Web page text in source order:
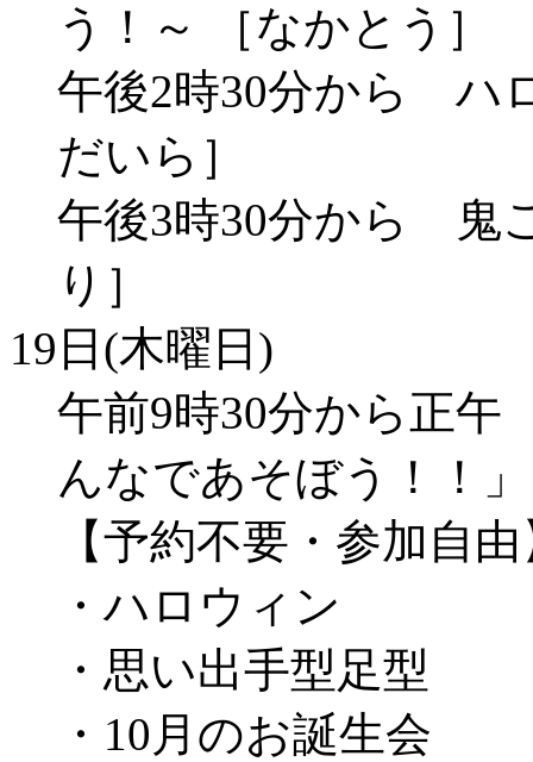
う！～ ［なかとう］
午後2時30分から ハ
だいら］
午後3時30分から 鬼
り］
19日(木曜日)
午前9時30分から正
んなであそぼう！！
【予約不要・参加自
・ハロウィン
・思い出手型足型
・10月のお誕生会